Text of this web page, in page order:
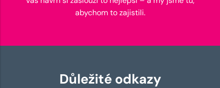
abychom to zajistili.
Důležité odkazy